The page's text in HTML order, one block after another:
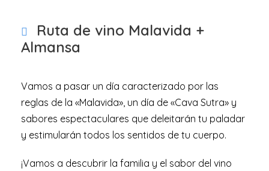
Ruta de vino Malavida +
Almansa
Vamos a pasar un día caracterizado por las
reglas de la «Malavida», un día de «Cava Sutra» y
sabores espectaculares que deleitarán tu paladar
y estimularán todos los sentidos de tu cuerpo.
¡Vamos a descubrir la familia y el sabor del vino